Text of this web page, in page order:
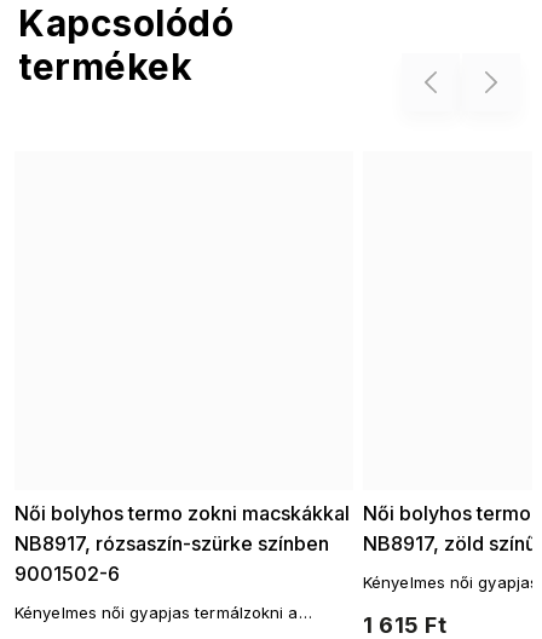
Kapcsolódó
termékek
Previous
Női bolyhos termo zokni macskákkal
NB8917, rózsaszín-szürke színben
9001502-6
Kényelmes női gyapjas termálzokni a
Női bolyhos
NB8917, zöld
1 615 Ft
Kényelmes női
zokni szabás.
Next